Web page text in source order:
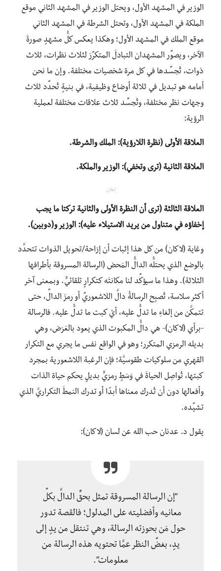
الوزير في المشهد الأول، ويحتل الوزير في المشهد الثاني موقع
الملكة في المشهد الأول، وتحتل الشرطة في المشهد الثاني
موقع الملك في المشهد الأول؛ وهكذا يعكس كلُّ مشهدٍ صورةَ
الآخر، ويصوِّر المشهدان التبادلَ المتكرِّرَ لثلاث نظرات، ثلاث
ذوات، تُجسِّدها في كل مرة شخصيات مختلفة. وإن ما نحن
أمامه هو تبديل في ثلاثة أوضاع وظيفية، في بنيةٍ تُحدِّد ثلاث
وجهات نظر مختلفة، وتُجسِّد ثلاث علاقات مختلفة لعملية
الرؤية:
العلاقة الأولى (نظرة اللارؤية): الملك والشرطة.
العلاقة الثانية (ترى وتخفي): الوزير والملكة.
إعلان
العلاقة الثالثة (ترى أن النظرة الأولى والثانية تركتا ما يجب
إخفاؤه في متناول من يريد الاستيلاء عليه): الوزير و(دوبين).
وغاية (لاكان) من كل هذا إثبات أن إزاحة/تحويل الذوات تتحدَّد
بالوضع الذي يحتلُّه الدالُّ المَحض (الرسالة المسروقة بأطرافها
الثلاثة). وهذا ما سيؤكِّد لنا مكانتَه كتكرارٍ تلقائيٍّ. وبمعنى آخر
أكثر سلاسة، تُصبِح الرسالةُ دالَّ اللاشعوريِّ أو رمزَ الدالِّ، حتى
تتمكَّن من إلغاءِ ما تدلُّ عليه، أيْ كبت ما تدلُّ عليه. فالرسالة
-برأي (لاكان)- هي دالُّ المكبوت الذي يعود بالعَرَض، وهي
بديله الرمزي المتكرر؛ وهو في الواقع نفس ما يجري مع التكرار
القهري من سلوكيات طقوسيَّة؛ فإن الرغبة اللاشعورية بمجرد
كبتها، تُواصِل الحياةَ في وَسَطٍ رمزيٍّ بديلٍ يحكم حياة الذات
وأفعالها دون أن تُدرك معناها أبدًا أو تدرك النمطَ التكراريَّ الذي
تشيِّده.
يقول د. عدنان حب الله عن لسان (لاكان):
“إن الرسالة المسروقة تمثل بحقٍّ الدالَّ بكلِّ
معانيه وأفضليته على المدلول؛ فالقصة تدور
حول مَن بحوزته الرسالة، وهي تنتقل من يدٍ إلى
يدٍ، بغضِّ النظر عمَّا تحتويه هذه الرسالة من
معلومات”.